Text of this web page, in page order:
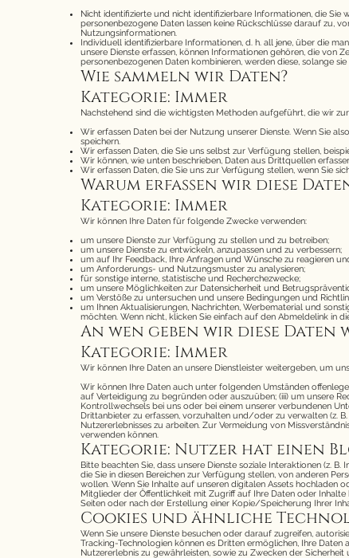
Nicht identifizierte und nicht identifizierbare Informationen, die Sie
personenbezogene Daten lassen keine Rückschlüsse darauf zu,
Nutzungsinformationen.
Individuell identifizierbare Informationen, d. h. all jene, über die
unsere Dienste erfassen, können Informationen gehören, die von
personenbezogenen Daten kombinieren, werden diese, solange
Wie sammeln wir Daten?
Kategorie: Immer
Nachstehend sind die wichtigsten Methoden aufgeführt, die wir
Wir erfassen Daten bei der Nutzung unserer Dienste. Wenn Sie
speichern.
Wir erfassen Daten, die Sie uns selbst zur Verfügung stellen,
Wir können, wie unten beschrieben, Daten aus Drittquellen
Wir erfassen Daten, die Sie uns zur Verfügung stellen, wenn Sie
Warum erfassen wir diese
Kategorie: Immer
Wir können Ihre Daten für folgende Zwecke verwenden:
um unsere Dienste zur Verfügung zu stellen und zu betreiben;
um unsere Dienste zu entwickeln, anzupassen und zu verbessern;
um auf Ihr Feedback, Ihre Anfragen und Wünsche zu reagieren
um Anforderungs- und Nutzungsmuster zu analysieren;
für sonstige interne, statistische und Recherchezwecke;
um unsere Möglichkeiten zur Datensicherheit und
um Verstöße zu untersuchen und unsere Bedingungen und
um Ihnen Aktualisierungen, Nachrichten, Werbematerial und
möchten. Wenn nicht, klicken Sie einfach auf den Abmeldelink in
An wen geben wir diese Daten
Kategorie: Immer
Wir können Ihre Daten an unsere Dienstleister weitergeben, um
Wir können Ihre Daten auch unter folgenden Umständen
auf Verteidigung zu begründen oder auszuüben; (iii) um unsere
Kontrollwechsels bei uns oder bei einem unserer verbundenen
Drittanbieter zu erfassen, vorzuhalten und/oder zu verwalten (z.
Nutzererlebnisses zu arbeiten. Zur Vermeidung von
verwenden können.
Kategorie: Nutzer hat einen
Bitte beachten Sie, dass unsere Dienste soziale Interaktionen (z.
die Sie in diesen Bereichen zur Verfügung stellen, von anderen
wollen. Wenn Sie Inhalte auf unseren digitalen Assets hochladen
Mitglieder der Öffentlichkeit mit Zugriff auf Ihre Daten oder
Seiten oder nach der Erstellung einer Kopie/Speicherung Ihrer
Cookies und ähnliche
Wenn Sie unsere Dienste besuchen oder darauf zugreifen,
Tracking-Technologien können es Dritten ermöglichen, Ihre
Nutzererlebnis zu gewährleisten, sowie zu Zwecken der Sicherheit